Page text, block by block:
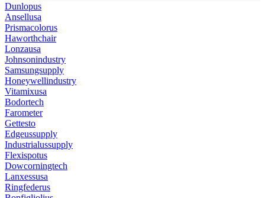
Dunlopus
Ansellusa
Prismacolorus
Haworthchair
Lonzausa
Johnsonindustry
Samsungsupply
Honeywellindustry
Vitamixusa
Bodortech
Farometer
Gettesto
Edgeussupply
Industrialussupply
Flexispotus
Dowcorningtech
Lanxessusa
Ringfederus